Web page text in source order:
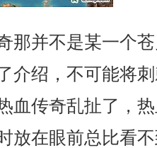
那并不是某一个
介绍，不可能将
血传奇乱扯了，
放在眼前总比看